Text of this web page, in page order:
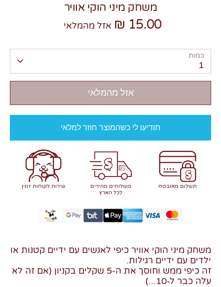
משחק מיני הוקי אוויר
15.00 ₪ אזל מהמלאי
כמות
1
אזל מהמלאי
תודיעו לי כשהמוצר חוזר למלאי
תשלום מאובטח
משלוחים מהירים
לכל הארץ
שירות לקוחות זמין
משחק מיני הוקי אוויר כיפי לאנשים עם ידיים קטנות או
ילדים עם ידיים רגילות.
זה כיפי ממש וחוסך את ה-5 שקלים בקניון (אם זה לא
עלה כבר ל-10...)